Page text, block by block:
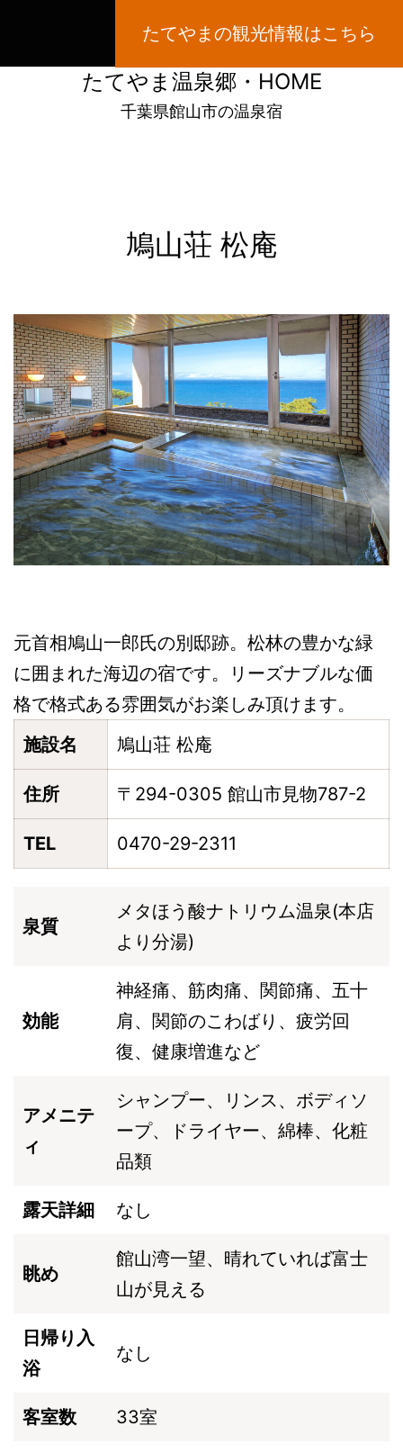
たてやまの観光情報はこちら
たてやま温泉郷・HOME
千葉県館山市の温泉宿
鳩山荘 松庵
元首相鳩山一郎氏の別邸跡。松林の豊かな緑
に囲まれた海辺の宿です。リーズナブルな価
格で格式ある雰囲気がお楽しみ頂けます。
施設名 鳩山荘 松庵
住所 〒294-0305 館山市見物787-2
TEL 0470-29-2311
泉質
メタほう酸ナトリウム温泉(本店
より分湯)
効能
神経痛、筋肉痛、関節痛、五十
肩、関節のこわばり、疲労回
復、健康増進など
アメニテ
ィ
シャンプー、リンス、ボディソ
ープ、ドライヤー、綿棒、化粧
品類
露天詳細 なし
眺め
館山湾一望、晴れていれば富士
山が見える
日帰り入
浴
なし
客室数 33室